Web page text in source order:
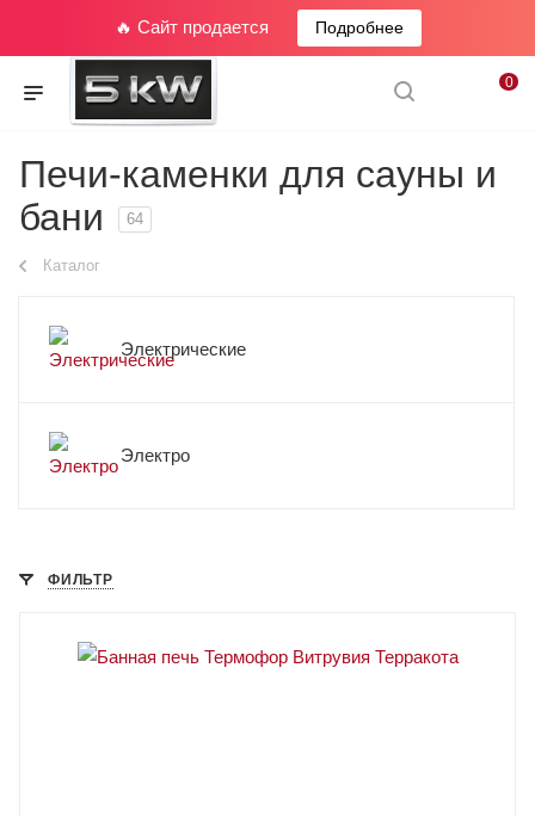
🔥 Сайт продается Подробнее
0
Печи-каменки для сауны и
бани
64
Каталог
Электрические
Электро
ФИЛЬТР